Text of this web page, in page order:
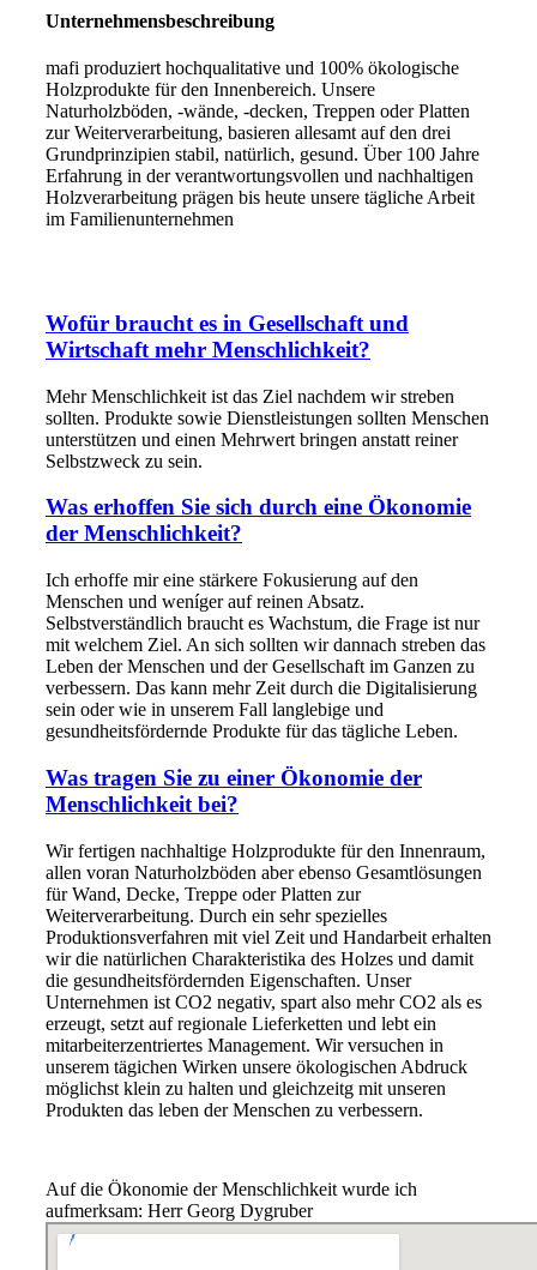
Unternehmensbeschreibung
mafi produziert hochqualitative und 100% ökologische
Holzprodukte für den Innenbereich. Unsere
Naturholzböden, -wände, -decken, Treppen oder Platten
zur Weiterverarbeitung, basieren allesamt auf den drei
Grundprinzipien stabil, natürlich, gesund. Über 100 Jahre
Erfahrung in der verantwortungsvollen und nachhaltigen
Holzverarbeitung prägen bis heute unsere tägliche Arbeit
im Familienunternehmen
Wofür braucht es in Gesellschaft und
Wirtschaft mehr Menschlichkeit?
Mehr Menschlichkeit ist das Ziel nachdem wir streben
sollten. Produkte sowie Dienstleistungen sollten Menschen
unterstützen und einen Mehrwert bringen anstatt reiner
Selbstzweck zu sein.
Was erhoffen Sie sich durch eine Ökonomie
der Menschlichkeit?
Ich erhoffe mir eine stärkere Fokusierung auf den
Menschen und weníger auf reinen Absatz.
Selbstverständlich braucht es Wachstum, die Frage ist nur
mit welchem Ziel. An sich sollten wir dannach streben das
Leben der Menschen und der Gesellschaft im Ganzen zu
verbessern. Das kann mehr Zeit durch die Digitalisierung
sein oder wie in unserem Fall langlebige und
gesundheitsfördernde Produkte für das tägliche Leben.
Was tragen Sie zu einer Ökonomie der
Menschlichkeit bei?
Wir fertigen nachhaltige Holzprodukte für den Innenraum,
allen voran Naturholzböden aber ebenso Gesamtlösungen
für Wand, Decke, Treppe oder Platten zur
Weiterverarbeitung. Durch ein sehr spezielles
Produktionsverfahren mit viel Zeit und Handarbeit erhalten
wir die natürlichen Charakteristika des Holzes und damit
die gesundheitsfördernden Eigenschaften. Unser
Unternehmen ist CO2 negativ, spart also mehr CO2 als es
erzeugt, setzt auf regionale Lieferketten und lebt ein
mitarbeiterzentriertes Management. Wir versuchen in
unserem tägichen Wirken unsere ökologischen Abdruck
möglichst klein zu halten und gleichzeitg mit unseren
Produkten das leben der Menschen zu verbessern.
Auf die Ökonomie der Menschlichkeit wurde ich
aufmerksam: Herr Georg Dygruber